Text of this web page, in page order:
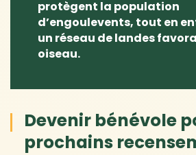
protègent la population
d’engoulevents, tout en
un réseau de landes
oiseau.
Devenir bénévole
prochains